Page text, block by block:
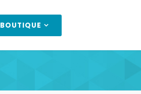
BOUTIQUE